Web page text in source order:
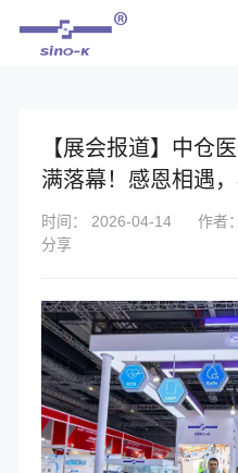
【展会报道】中仓
满落幕！感恩相遇
时间： 2026-04-14 作者
分享